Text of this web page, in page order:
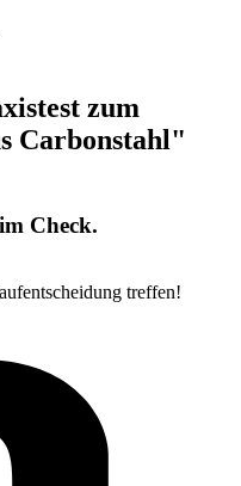
zum
Carbonstahl"
Check.
treffen!